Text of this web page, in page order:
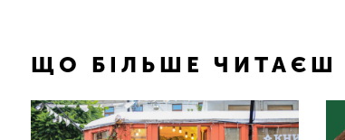
ЩО БІЛЬШЕ